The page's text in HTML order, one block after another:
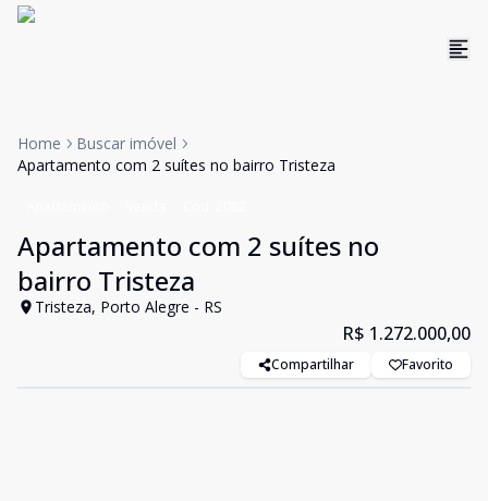
Home
Buscar imóvel
Apartamento com 2 suítes no bairro Tristeza
Apartamento com 2 suítes no
bairro Tristeza
Tristeza, Porto Alegre - RS
R$ 1.272.000,00
Compartilhar Favorito